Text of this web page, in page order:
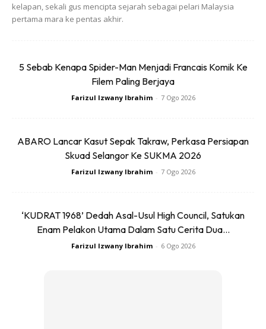
Ramai di kalangan kita tidak berapa suka makan daun
saderi kerana aromanya yang agak kuat. Namun di sebalik
Batang saderi juga amat baik dan menyihatkan kerana
kelapan, sekali gus mencipta sejarah sebagai pelari Malaysia
pertama mara ke pentas akhir.
5 Sebab Kenapa Spider-Man Menjadi Francais Komik Ke
Filem Paling Berjaya
Farizul Izwany Ibrahim - 7 Ogo 2026
ABARO Lancar Kasut Sepak Takraw, Perkasa Persiapan
Skuad Selangor Ke SUKMA 2026
Farizul Izwany Ibrahim - 7 Ogo 2026
‘KUDRAT 1968’ Dedah Asal-Usul High Council, Satukan
Enam Pelakon Utama Dalam Satu Cerita Dua...
Farizul Izwany Ibrahim - 6 Ogo 2026